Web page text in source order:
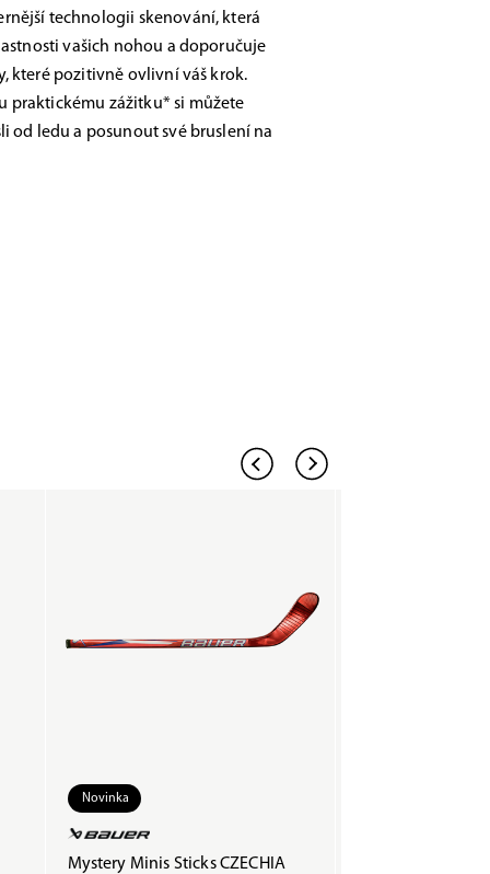
technologii skenování, která
vašich nohou a doporučuje
které pozitivně ovlivní váš krok.
praktickému zážitku* si můžete
od ledu a posunout své bruslení na
Novinka
Mystery Minis Sticks CZECHIA